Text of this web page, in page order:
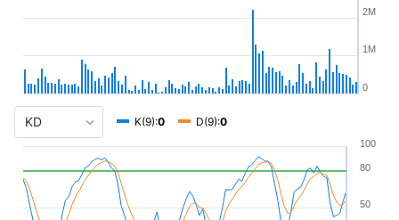
0
1M
2M
K(9):0 D(9):0
50
80
100